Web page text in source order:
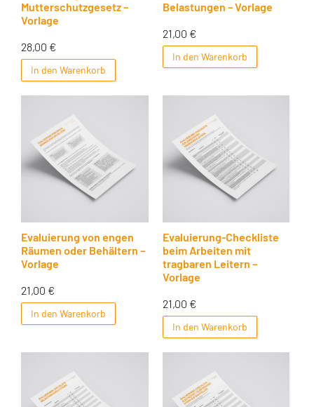
Mutterschutzgesetz –
Vorlage
28,00 €
In den Warenkorb
Belastungen – Vorlage
21,00 €
In den Warenkorb
Evaluierung von engen
Räumen oder Behältern –
Vorlage
21,00 €
In den Warenkorb
Evaluierung-Checkliste
beim Arbeiten mit
tragbaren Leitern –
Vorlage
21,00 €
In den Warenkorb